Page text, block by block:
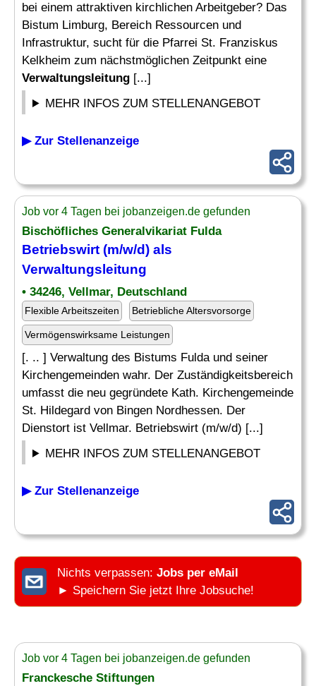
bei einem attraktiven kirchlichen Arbeitgeber? Das
Bistum Limburg, Bereich Ressourcen und
Infrastruktur, sucht für die Pfarrei St. Franziskus
Kelkheim zum nächstmöglichen Zeitpunkt eine
Verwaltungsleitung [...]
MEHR INFOS ZUM STELLENANGEBOT
▶ Zur Stellenanzeige
Job vor 4 Tagen bei jobanzeigen.de gefunden
Bischöfliches Generalvikariat Fulda
Betriebswirt (m/w/d) als
Verwaltungsleitung
• 34246, Vellmar, Deutschland
Flexible Arbeitszeiten Betriebliche Altersvorsorge
Vermögenswirksame Leistungen
[. .. ] Verwaltung des Bistums Fulda und seiner
Kirchengemeinden wahr. Der Zuständigkeitsbereich
umfasst die neu gegründete Kath. Kirchengemeinde
St. Hildegard von Bingen Nordhessen. Der
Dienstort ist Vellmar. Betriebswirt (m/w/d) [...]
MEHR INFOS ZUM STELLENANGEBOT
▶ Zur Stellenanzeige
Nichts verpassen: Jobs per eMail
► Speichern Sie jetzt Ihre Jobsuche!
Job vor 4 Tagen bei jobanzeigen.de gefunden
Franckesche Stiftungen